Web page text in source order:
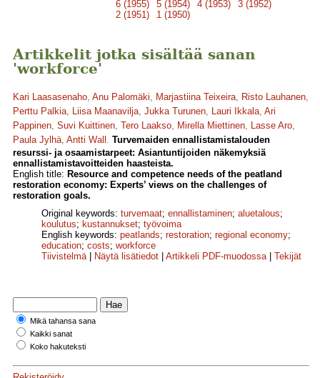
6 (1955)
5 (1954) 4 (1953)
3 (1952)
2 (1951)
1 (1950)
Artikkelit jotka sisältää sanan
'workforce'
Kari Laasasenaho, Anu Palomäki, Marjastiina Teixeira, Risto Lauhanen,
Perttu Palkia, Liisa Maanavilja, Jukka Turunen, Lauri Ikkala, Ari
Pappinen, Suvi Kuittinen, Tero Laakso, Mirella Miettinen, Lasse Aro,
Paula Jylhä, Antti Wall . Turvemaiden ennallistamistalouden
resurssi- ja osaamistarpeet: Asiantuntijoiden näkemyksiä
ennallistamistavoitteiden haasteista.
English title: Resource and competence needs of the peatland
restoration economy: Experts’ views on the challenges of
restoration goals.
Original keywords: turvemaat; ennallistaminen; aluetalous;
koulutus; kustannukset; työvoima
English keywords: peatlands; restoration; regional economy;
education; costs; workforce
Tiivistelmä| Näytä lisätiedot Artikkeli PDF-muodossa| Tekijät
Mikä tahansa sana
Kaikki sanat
Koko hakuteksti